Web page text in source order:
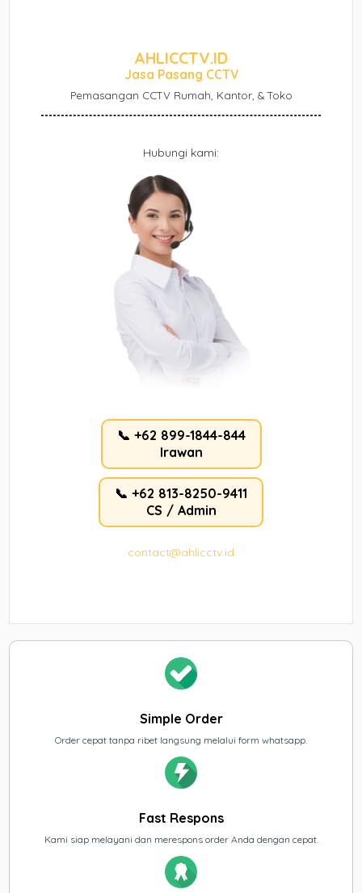
AHLICCTV.ID
Jasa Pasang CCTV
Pemasangan CCTV Rumah, Kantor, & Toko
Hubungi kami:
📞 +62 899-1844-844
Irawan
📞 +62 813-8250-9411
CS / Admin
contact@ahlicctv.id
Simple Order
Order cepat tanpa ribet langsung melalui form whatsapp.
Fast Respons
Kami siap melayani dan merespons order Anda dengan cepat.